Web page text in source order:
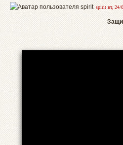
spirit вт, 24/